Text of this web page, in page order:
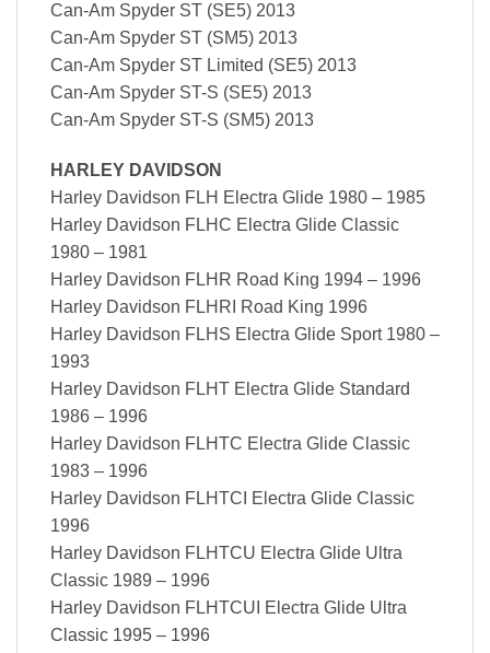
Can-Am Spyder ST (SE5) 2013
Can-Am Spyder ST (SM5) 2013
Can-Am Spyder ST Limited (SE5) 2013
Can-Am Spyder ST-S (SE5) 2013
Can-Am Spyder ST-S (SM5) 2013
HARLEY DAVIDSON
Harley Davidson FLH Electra Glide 1980 – 1985
Harley Davidson FLHC Electra Glide Classic
1980 – 1981
Harley Davidson FLHR Road King 1994 – 1996
Harley Davidson FLHRI Road King 1996
Harley Davidson FLHS Electra Glide Sport 1980 –
1993
Harley Davidson FLHT Electra Glide Standard
1986 – 1996
Harley Davidson FLHTC Electra Glide Classic
1983 – 1996
Harley Davidson FLHTCI Electra Glide Classic
1996
Harley Davidson FLHTCU Electra Glide Ultra
Classic 1989 – 1996
Harley Davidson FLHTCUI Electra Glide Ultra
Classic 1995 – 1996